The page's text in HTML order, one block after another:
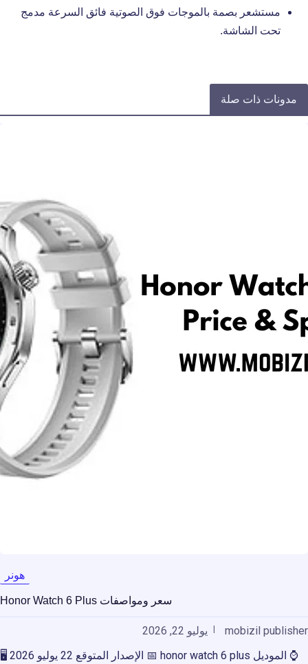
مستشعر بصمة بالموجات فوق الصوتية فائق السرعة مدمج
تحت الشاشة.
مدونات ذات صلة
هونر
سعر ومواصفات Honor Watch 6 Plus
mobizil publisher
يوليو 22, 2026
⌚ الموديل honor watch 6 plus 📅 الإصدار المتوقع 22 يوليو 2026 🖥️